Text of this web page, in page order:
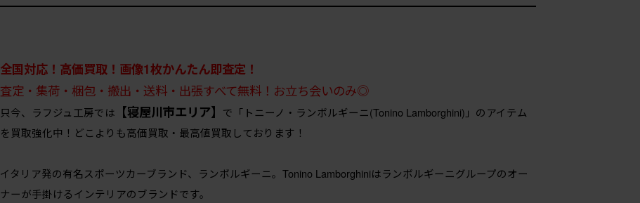
全国対応！高価買取！画像1枚かんたん即査定！
査定・集荷・梱包・搬出・送料・出張すべて無料！お立ち会いのみ◎
只今、ラフジュ工房では 【寝屋川市エリア】 で「トニーノ・ランボルギーニ(Tonino Lamborghini)」のアイテム
を買取強化中！どこよりも高価買取・最高値買取しております！
イタリア発の有名スポーツカーブランド、ランボルギーニ。Tonino Lamborghiniはランボルギーニグループのオー
ナーが手掛けるインテリアのブランドです。